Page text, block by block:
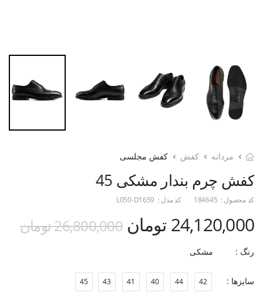
مردانه کفش کفش مجلسی
کفش چرم بندار مشکی 45
کد محصول : 184645 کد مدل : L050-D1659
24,120,000 تومان 26,800,000 تومان
رنگ : مشکی
سایزها : 42
44
40
41
43
45